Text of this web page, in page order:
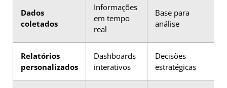
Dados
coletados
Informações
em tempo
real
Base para
análise
Relatórios
personalizados
Dashboards
interativos
Decisões
estratégicas